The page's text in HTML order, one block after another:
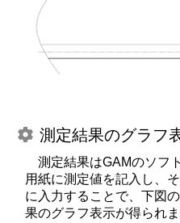
測定結果のグラフ
測定結果はGAMのソフ
用紙に測定値を記入し、
に入力することで、下図
果のグラフ表示が得られま